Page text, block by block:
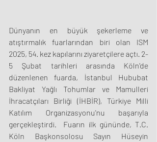
Dünyanın en büyük şekerleme ve
atıştırmalık fuarlarından biri olan ISM
2025, 54. kez kapılarını ziyaretçilere açtı. 2-
5 Şubat tarihleri arasında Köln'de
düzenlenen fuarda, İstanbul Hububat
Bakliyat Yağlı Tohumlar ve Mamulleri
İhracatçıları Birliği (İHBİR), Türkiye Milli
Katılım Organizasyonu'nu başarıyla
gerçekleştirdi.  Fuarın ilk gününde, T.C.
Köln Başkonsolosu Sayın Hüseyin